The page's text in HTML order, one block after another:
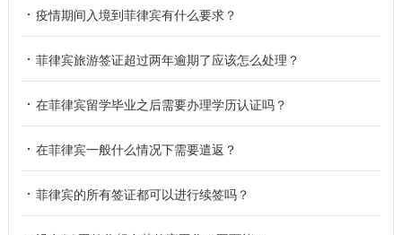
疫情期间入境到菲律宾有什么要求？
菲律宾旅游签证超过两年逾期了应该怎么处理？
在菲律宾留学毕业之后需要办理学历认证吗？
在菲律宾一般什么情况下需要遣返？
菲律宾的所有签证都可以进行续签吗？